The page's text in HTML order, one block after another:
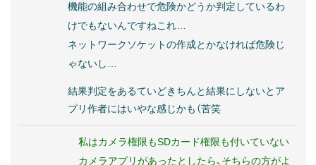
機能の組み合わせで危険かどうか判定しているわ
けでもないんですねこれ…
ネットワークソケットの作成とかなければ危険じ
ゃないし…
結果判定をあるていどきちんと結果にしないとア
プリ作者にはいやな感じかも（苦笑
私はカメラ権限もSDカード権限も付いていない
カメラアプリがあったとしたら、そちらの方がよ